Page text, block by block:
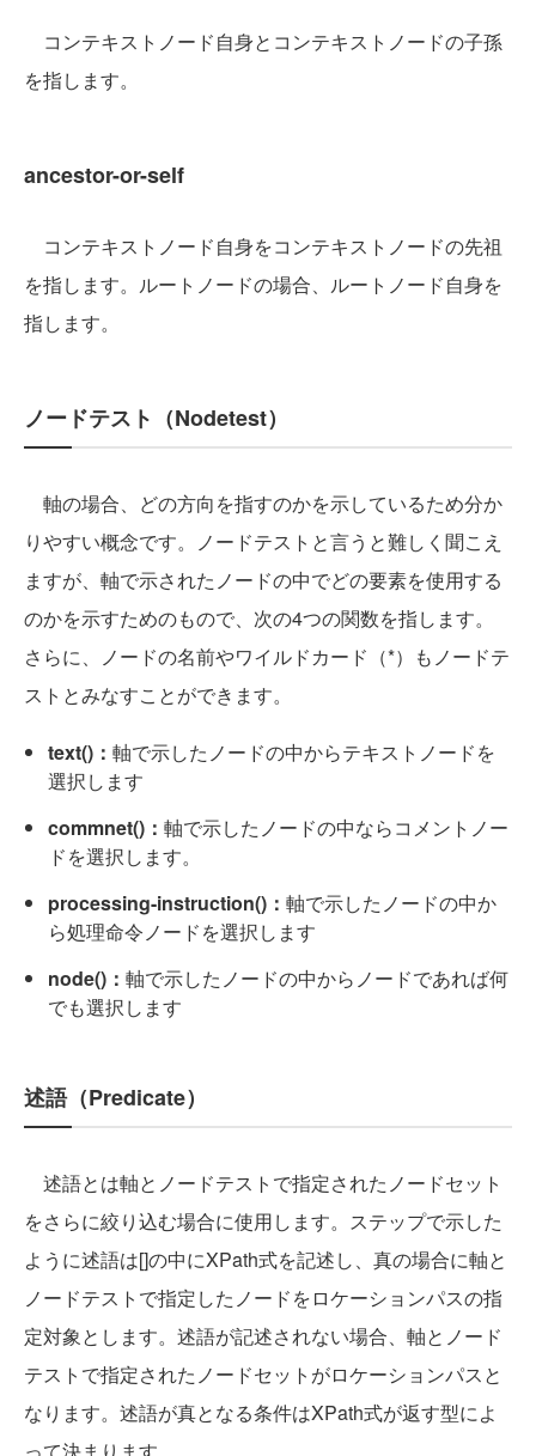
コンテキストノード自身とコンテキストノードの子孫
を指します。
ancestor-or-self
コンテキストノード自身をコンテキストノードの先祖
を指します。ルートノードの場合、ルートノード自身を
指します。
ノードテスト（Nodetest）
軸の場合、どの方向を指すのかを示しているため分か
りやすい概念です。ノードテストと言うと難しく聞こえ
ますが、軸で示されたノードの中でどの要素を使用する
のかを示すためのもので、次の4つの関数を指します。
さらに、ノードの名前やワイルドカード（*）もノードテ
ストとみなすことができます。
text()： 軸で示したノードの中からテキストノードを
選択します
commnet()： 軸で示したノードの中ならコメントノー
ドを選択します。
processing-instruction()： 軸で示したノードの中か
ら処理命令ノードを選択します
node()： 軸で示したノードの中からノードであれば何
でも選択します
述語（Predicate）
述語とは軸とノードテストで指定されたノードセット
をさらに絞り込む場合に使用します。ステップで示した
ように述語は[]の中にXPath式を記述し、真の場合に軸と
ノードテストで指定したノードをロケーションパスの指
定対象とします。述語が記述されない場合、軸とノード
テストで指定されたノードセットがロケーションパスと
なります。述語が真となる条件はXPath式が返す型によ